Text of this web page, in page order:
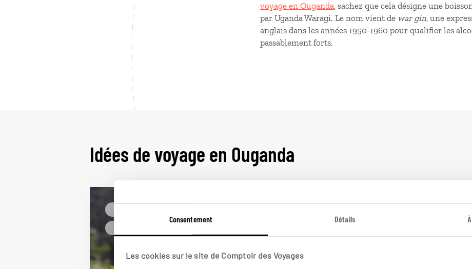
Consentement Détails
Les cookies sur le site de Comptoir des Voyages
voyage en Ouganda, sachez que cela désigne une
par Uganda Waragi. Le nom vient de war gin, une
anglais dans les années 1950-1960 pour qualifier les
passablement forts.
Idées de voyage en Ouganda
Voyage d'une vie